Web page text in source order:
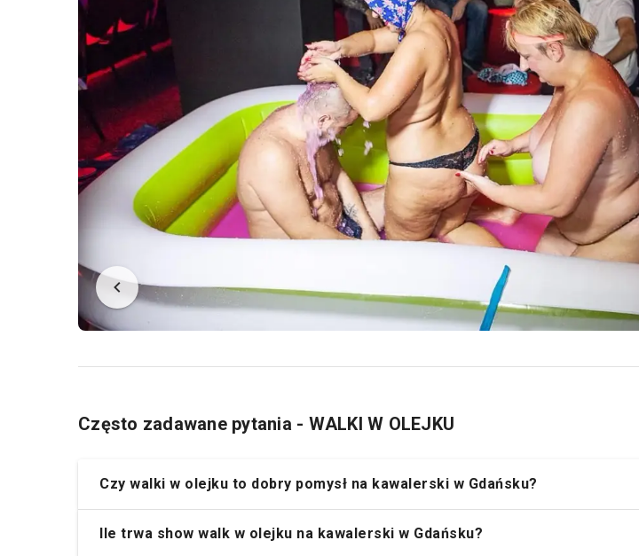
Często zadawane pytania - WALKI W OLEJKU
Czy walki w olejku to dobry pomysł na kawalerski w Gdańsku?
Ile trwa show walk w olejku na kawalerski w Gdańsku?